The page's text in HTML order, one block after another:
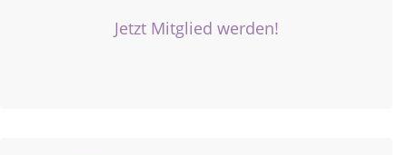
Jetzt Mitglied werden!